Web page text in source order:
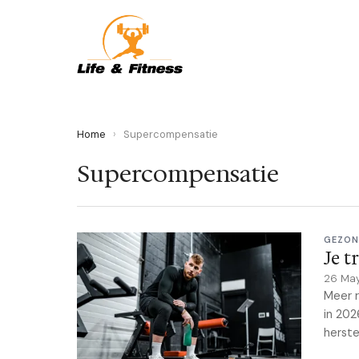
Home › Supercompensatie
Supercompensatie
Je
26
Meer
in